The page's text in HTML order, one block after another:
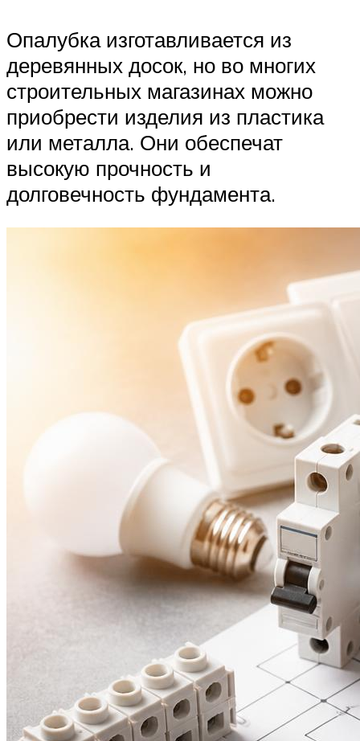
Опалубка изготавливается из
деревянных досок, но во многих
строительных магазинах можно
приобрести изделия из пластика
или металла. Они обеспечат
высокую прочность и
долговечность фундамента.